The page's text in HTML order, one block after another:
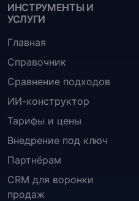
ИНСТРУМЕНТЫ И
УСЛУГИ
Главная
Справочник
Сравнение подходов
ИИ-конструктор
Тарифы и цены
Внедрение под ключ
Партнёрам
CRM для воронки
продаж